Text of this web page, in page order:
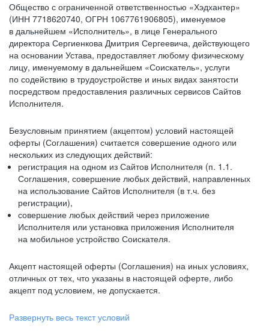
Общество с ограниченной ответственностью «Хэдхантер»
(ИНН 7718620740, ОГРН 1067761906805), именуемое
в дальнейшем «Исполнитель», в лице Генерального
директора Сергиенкова Дмитрия Сергеевича, действующего
на основании Устава, предоставляет любому физическому
лицу, именуемому в дальнейшем «Соискатель», услуги
по содействию в трудоустройстве и иных видах занятости
посредством предоставления различных сервисов Сайтов
Исполнителя.
Безусловным принятием (акцептом) условий настоящей
оферты (Соглашения) считается совершение одного или
нескольких из следующих действий:
регистрация на одном из Сайтов Исполнителя (п. 1.1.
Соглашения, совершение любых действий, направленных
на использование Сайтов Исполнителя (в т.ч. без
регистрации),
совершение любых действий через приложение
Исполнителя или установка приложения Исполнителя
на мобильное устройство Соискателя.
Акцепт настоящей оферты (Соглашения) на иных условиях,
отличных от тех, что указаны в настоящей оферте, либо
акцепт под условием, не допускается.
Развернуть весь текст условий